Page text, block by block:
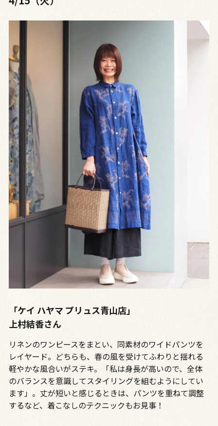
「ケイ ハヤマ プリュス青山店」
上村結香さん
リネンのワンピースをまとい、同素材のワイドパンツを
レイヤード。どちらも、春の風を受けてふわりと揺れる
軽やかな風合いがステキ。「私は身長が高いので、全体
のバランスを意識してスタイリングを組むようにしてい
ます」。丈が短いと感じるときは、パンツを重ねて調整
するなど、着こなしのテクニックもお見事！